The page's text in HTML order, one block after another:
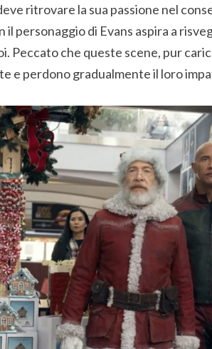
ritrovare la sua passione nel
il personaggio di Evans aspira a
Peccato che queste scene, pur
e perdono gradualmente il loro